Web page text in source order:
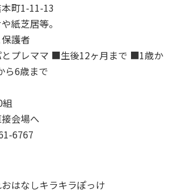
町1-11-13
紙芝居等。
護者
プレママ ■生後12ヶ月まで ■1歳か
ら6歳まで
会場へ
6767
はなしキラキラぽっけ